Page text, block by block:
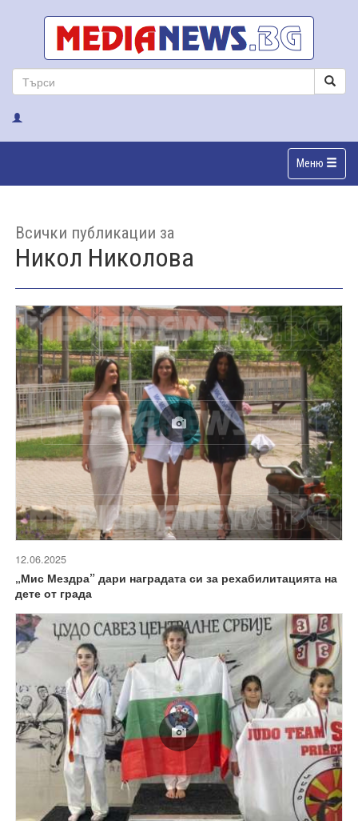
Меню
Всички публикации за
Никол Николова
12.06.2025
„Мис Мездра” дари наградата си за рехабилитацията на
дете от града